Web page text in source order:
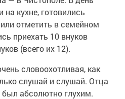
кухне, готовились
отметить в семейном
приехать 10 внуков
(всего их 12).
словоохотливая, как
слушай и слушай. Отца
абсолютно глухим.